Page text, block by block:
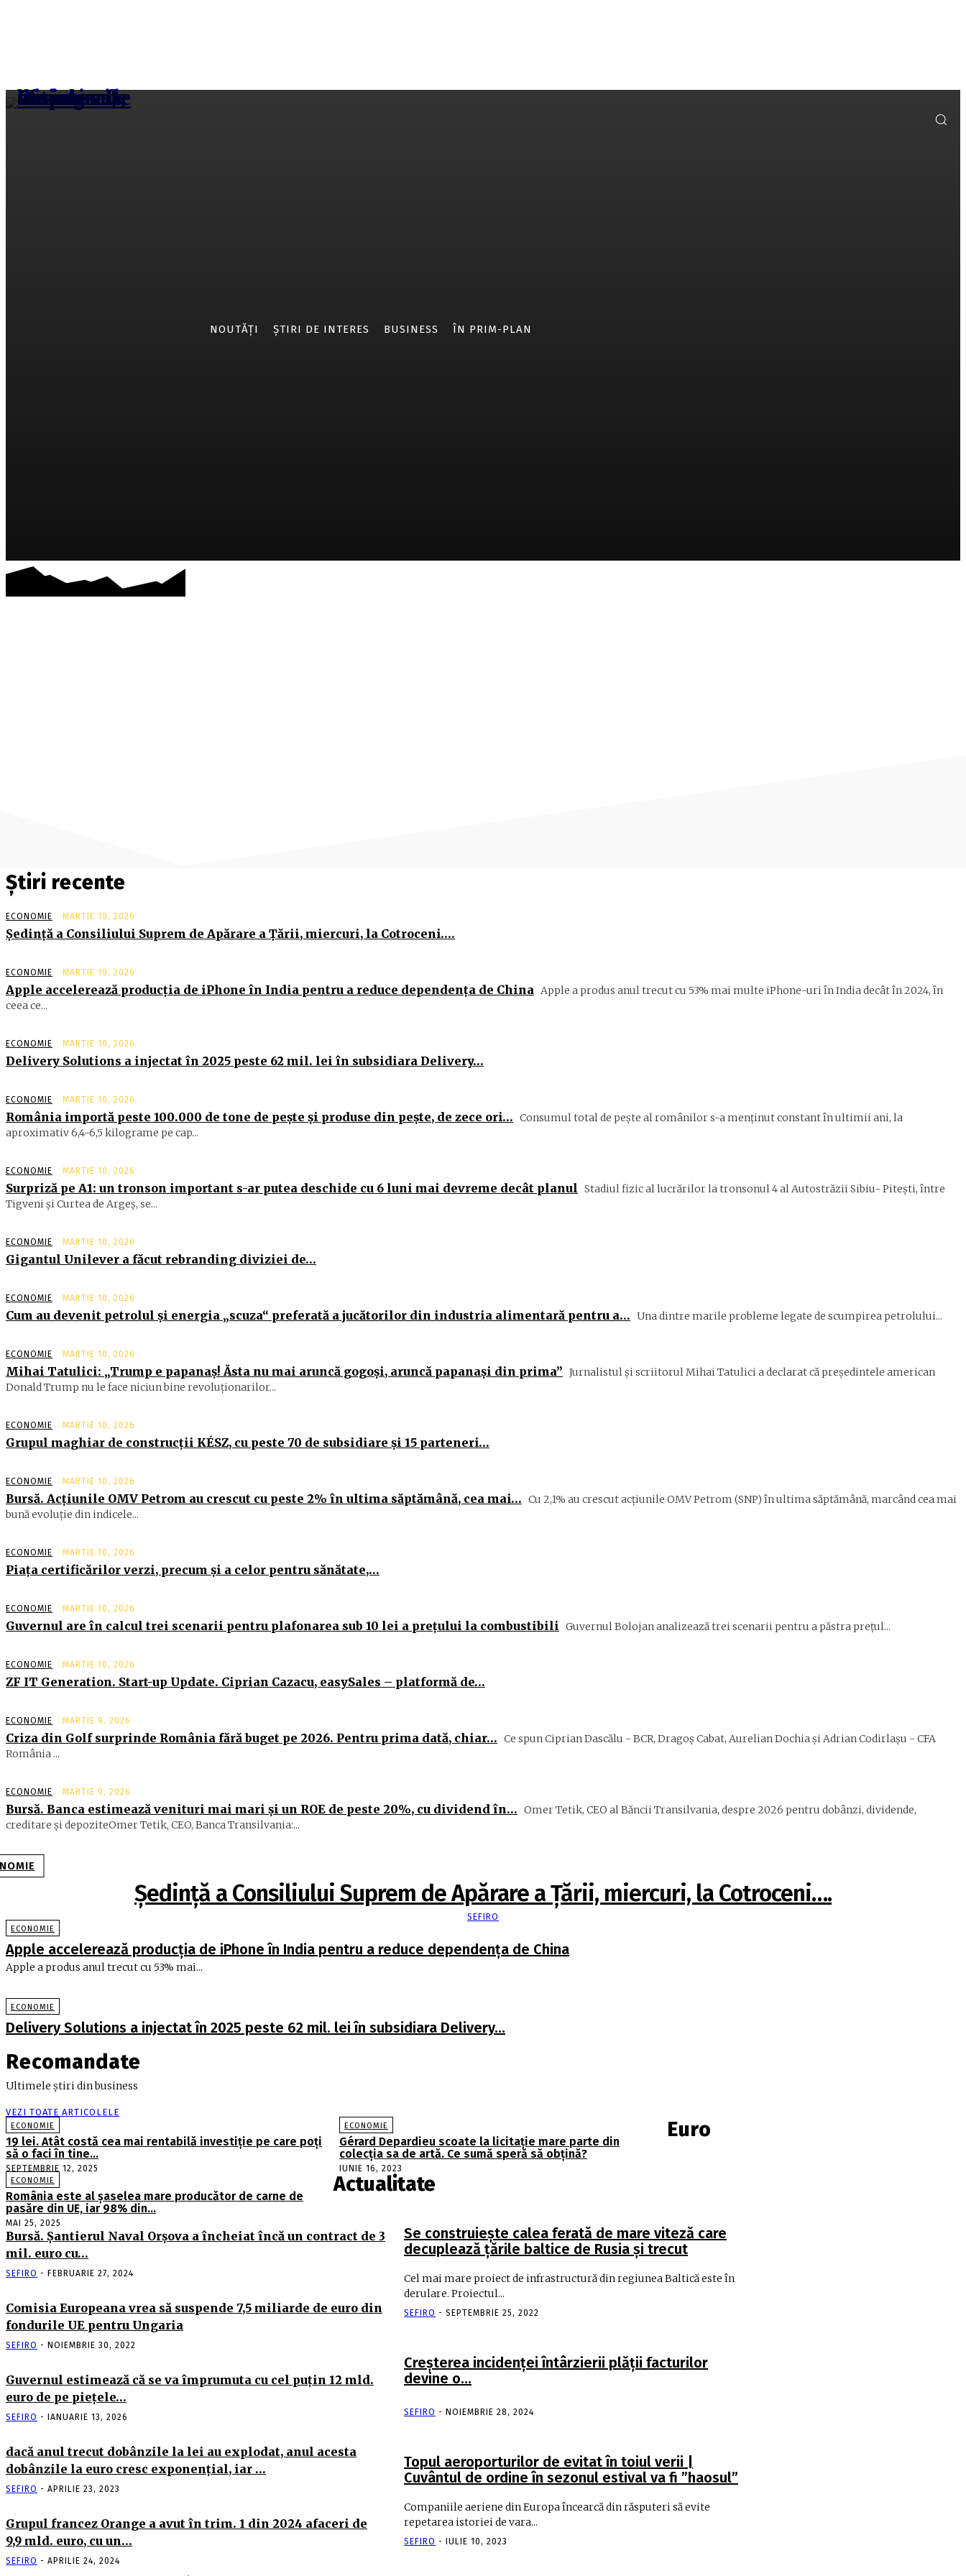
NOUTĂȚI ȘTIRI DE INTERES BUSINESS ÎN PRIM-PLAN
Știri recente
ECONOMIE MARTIE 10, 2026
Şedinţă a Consiliului Suprem de Apărare a Ţării, miercuri, la Cotroceni….
ECONOMIE MARTIE 10, 2026
Apple accelerează producția de iPhone în India pentru a reduce dependența de China Apple a produs anul trecut cu 53% mai multe iPhone-uri în India decât în 2024, în
ceea ce...
ECONOMIE MARTIE 10, 2026
Delivery Solutions a injectat în 2025 peste 62 mil. lei în subsidiara Delivery…
ECONOMIE MARTIE 10, 2026
România importă peste 100.000 de tone de peşte şi produse din peşte, de zece ori… Consumul total de peşte al ro­mâ­nilor s-a menţinut constant în ul­timii ani, la
aproximativ 6,4-6,5 ki­lograme pe cap...
ECONOMIE MARTIE 10, 2026
Surpriză pe A1: un tronson important s-ar putea deschide cu 6 luni mai devreme decât planul
Stadiul fizic al lucrărilor la tronsonul 4 al Autostrăzii Sibiu- Piteşti, între
Tigveni şi Curtea de Argeş, se...
ECONOMIE MARTIE 10, 2026
Gigantul Unilever a făcut rebranding diviziei de…
ECONOMIE MARTIE 10, 2026
Cum au devenit petrolul şi energia „scuza“ preferată a jucătorilor din industria alimentară pentru a… Una dintre marile probleme legate de scumpirea petro­lului...
ECONOMIE MARTIE 10, 2026
Mihai Tatulici: „Trump e papanaș! Ăsta nu mai aruncă gogoși, aruncă papanași din prima” Jurnalistul și scriitorul Mihai Tatulici a declarat că președintele american
Donald Trump nu le face niciun bine revoluționarilor...
ECONOMIE MARTIE 10, 2026
Grupul maghiar de construcţii KÉSZ, cu peste 70 de subsidiare şi 15 parteneri…
ECONOMIE MARTIE 10, 2026
Bursă. Acţiunile OMV Petrom au crescut cu peste 2% în ultima săptămână, cea mai… Cu 2,1% au crescut acţiunile OMV Petrom (SNP) în ultima săptămână, marcând cea mai
bună evoluţie din indicele...
ECONOMIE MARTIE 10, 2026
Piaţa certificărilor verzi, precum şi a celor pentru sănătate,…
ECONOMIE MARTIE 10, 2026
Guvernul are în calcul trei scenarii pentru plafonarea sub 10 lei a prețului la combustibili Guvernul Bolojan analizează trei scenarii pentru a păstra prețul...
ECONOMIE MARTIE 10, 2026
ZF IT Generation. Start-up Update. Ciprian Cazacu, easySales – platformă de…
ECONOMIE MARTIE 9, 2026
Criza din Golf surprinde România fără buget pe 2026. Pentru prima dată, chiar… Ce spun Ciprian Dascălu - BCR, Dragoş Cabat, Aurelian Dochia şi Adrian Codirlaşu - CFA
România ...
ECONOMIE MARTIE 9, 2026
Bursă. Banca estimează venituri mai mari şi un ROE de peste 20%, cu dividend în… Omer Tetik, CEO al Băncii Transilvania, despre 2026 pentru dobânzi, dividende,
creditare şi depoziteOmer Tetik, CEO, Banca Transilvania:...
Şedinţă a Consiliului Suprem de Apărare a Ţării, miercuri, la Cotroceni….
SEFIRO
ECONOMIE
Apple accelerează producția de iPhone în India pentru a reduce dependența de China
Apple a produs anul trecut cu 53% mai...
ECONOMIE
Delivery Solutions a injectat în 2025 peste 62 mil. lei în subsidiara Delivery…
Recomandate
Ultimele știri din business
VEZI TOATE ARTICOLELE
ECONOMIE
19 lei. Atât costă cea mai rentabilă investiţie pe care poţi
să o faci în tine…
SEPTEMBRIE 12, 2025
ECONOMIE
Gérard Depardieu scoate la licitație mare parte din
colecția sa de artă. Ce sumă speră să obțină?
IUNIE 16, 2023
ECONOMIE
România este al şaselea mare producător de carne de
pasăre din UE, iar 98% din…
MAI 25, 2025
Euro
Bursă. Şantierul Naval Orşova a încheiat încă un contract de 3
mil. euro cu…
SEFIRO - FEBRUARIE 27, 2024
Comisia Europeana vrea să suspende 7,5 miliarde de euro din
fondurile UE pentru Ungaria
SEFIRO - NOIEMBRIE 30, 2022
Guvernul estimează că se va împrumuta cu cel puţin 12 mld.
euro de pe pieţele…
SEFIRO - IANUARIE 13, 2026
dacă anul trecut dobânzile la lei au explodat, anul acesta
dobânzile la euro cresc exponenţial, iar …
SEFIRO - APRILIE 23, 2023
Grupul francez Orange a avut în trim. 1 din 2024 afaceri de
9,9 mld. euro, cu un…
SEFIRO - APRILIE 24, 2024
Actualitate
Se construiește calea ferată de mare viteză care
decuplează țările baltice de Rusia și trecut
Cel mai mare proiect de infrastructură din regiunea Baltică este în
derulare. Proiectul...
SEFIRO - SEPTEMBRIE 25, 2022
Creşterea incidenţei întârzierii plăţii facturilor
devine o…
SEFIRO - NOIEMBRIE 28, 2024
Topul aeroporturilor de evitat în toiul verii |
Cuvântul de ordine în sezonul estival va fi ”haosul”
Companiile aeriene din Europa încearcă din răsputeri să evite
repetarea istoriei de vara...
SEFIRO - IULIE 10, 2023